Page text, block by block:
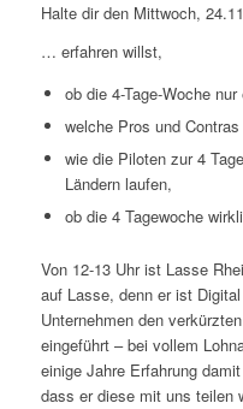
Halte dir den Mittwoch,
… erfahren willst,
ob die 4-Tage-Woche
welche Pros und
wie die Piloten zur 4
Ländern laufen,
ob die 4 Tagewoche
Von 12-13 Uhr ist Lasse
auf Lasse, denn er ist
Unternehmen den
eingeführt – bei vollem
einige Jahre Erfahrung
dass er diese mit uns teilen